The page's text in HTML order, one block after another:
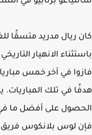
ريال مدريد متسقًا
الانهيار
في تلك المباريات.
على أفضل ما في
لوس بلانكوس فريق